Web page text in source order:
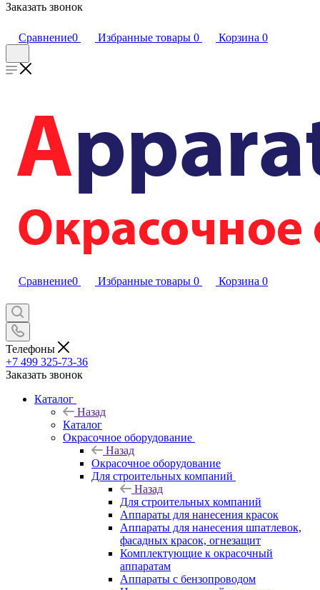
Заказать звонок
Сравнение0 Избранные товары 0 Корзина 0
Сравнение0 Избранные товары 0 Корзина 0
Телефоны
+7 499 325-73-36
Заказать звонок
Каталог
Назад
Каталог
Окрасочное оборудование
Назад
Окрасочное оборудование
Для строительных компаний
Назад
Для строительных компаний
Аппараты для нанесения красок
Аппараты для нанесения шпатлевок,
фасадных красок, огнезащит
Комплектующие к окрасочный
аппаратам
Аппараты с бензопроводом